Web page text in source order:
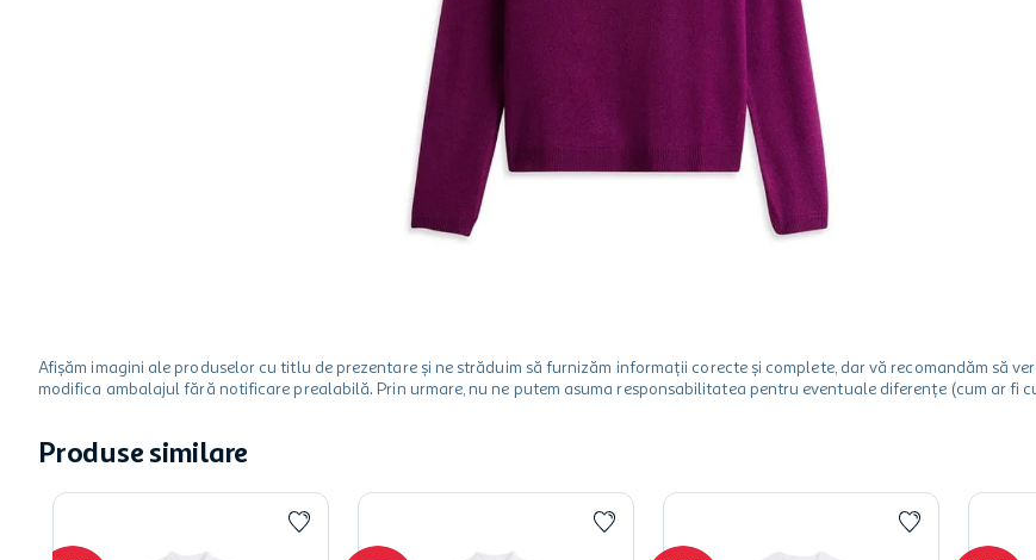
Afișăm imagini ale produselor cu titlu de prezentare și ne străduim să furnizăm informații corecte și complete, dar vă recomandăm
modifica ambalajul fără notificare prealabilă. Prin urmare, nu ne putem asuma responsabilitatea pentru eventuale diferențe (cum ar fi
Produse similare